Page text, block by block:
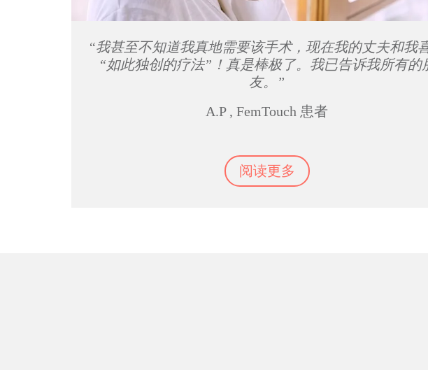
“我甚至不知道我真地需要该手术，现在我的丈夫和我
“如此独创的疗法”！真是棒极了。我已告诉我所有的
友。”
A.P , FemTouch 患者
阅读更多